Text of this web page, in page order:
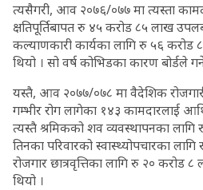
त्यसैगरी, आव २०७६/०७७ मा त्यस्ता
क्षतिपूर्तिबापत रु ४५ करोड ८५ लाख
कल्याणकारी कार्यका लागि रु ५६ करोड
थियो । सो वर्ष कोभिडका कारण बोर्डले
यस्तै, आव २०७७/०७८ मा वैदेशिक
गम्भीर रोग लागेका १४३ कामदारलाई
त्यस्तै श्रमिकको शव व्यवस्थापनका
तिनका परिवारको स्वास्थ्योपचारका
रोजगार छात्रवृत्तिका लागि रु २० करोड
थियो ।